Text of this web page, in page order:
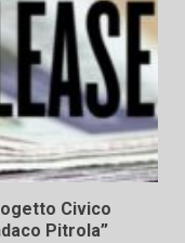
Civico
Pitrola”